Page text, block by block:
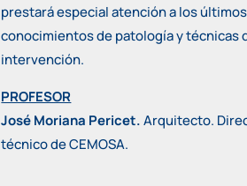
prestará especial atención a los últimos
conocimientos de patología y técnicas
intervención.
PROFESOR
José Moriana Pericet.Arquitecto.
técnico de CEMOSA.